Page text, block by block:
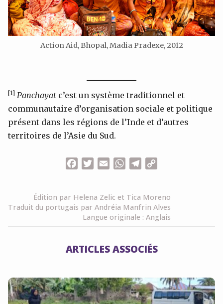
Action Aid, Bhopal, Madia Pradexe, 2012
[1] Panchayat c’est un système traditionnel et
communautaire d’organisation sociale et politique
présent dans les régions de l’Inde et d’autres
territoires de l’Asie du Sud.
FacebookTwitterEmailWhatsApp
Telegram
Édition par Helena Zelic et Tica Moreno
Traduit du portugais par Andréia Manfrin Alves
Langue originale : Anglais
ARTICLES ASSOCIÉS